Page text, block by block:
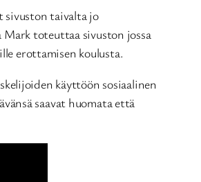
sivuston taivalta jo
Mark toteuttaa sivuston jossa
erottamisen koulusta.
käyttöön sosiaalinen
saavat huomata että